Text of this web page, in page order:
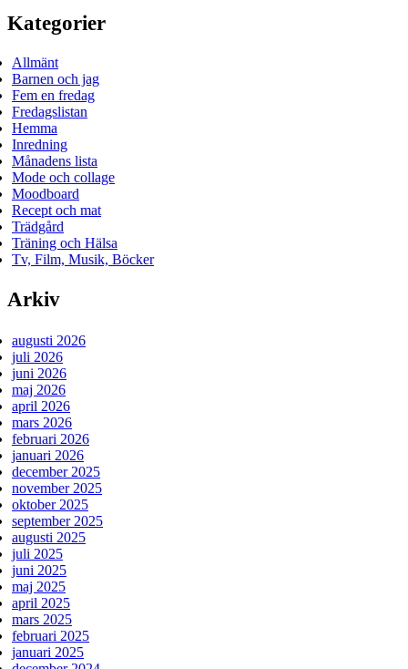
inlägg
Kategorier
Allmänt
Barnen och jag
Fem en fredag
Fredagslistan
Hemma
Inredning
Månadens lista
Mode och collage
Moodboard
Recept och mat
Trädgård
Träning och Hälsa
Tv, Film, Musik, Böcker
Arkiv
augusti 2026
juli 2026
juni 2026
maj 2026
april 2026
mars 2026
februari 2026
januari 2026
december 2025
november 2025
oktober 2025
september 2025
augusti 2025
juli 2025
juni 2025
maj 2025
april 2025
mars 2025
februari 2025
januari 2025